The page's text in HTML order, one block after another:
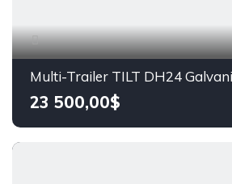
Multi-Trailer TILT DH24
23 500,00$